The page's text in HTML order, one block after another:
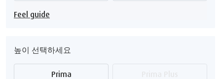
Feel guide
높이 선택하세요
Prima